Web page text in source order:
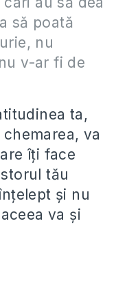
să poată
nu
v-ar fi de
ta,
va
îți face
tău
și nu
va și